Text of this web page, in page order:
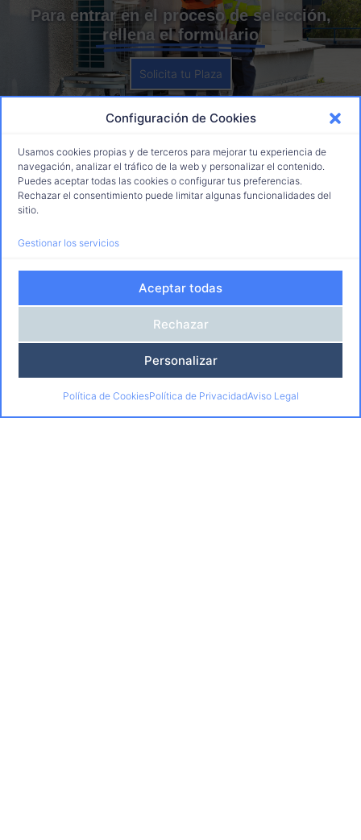
Configuración de Cookies
Usamos cookies propias y de terceros para mejorar tu experiencia de
navegación, analizar el tráfico de la web y personalizar el contenido.
Puedes aceptar todas las cookies o configurar tus preferencias.
Rechazar el consentimiento puede limitar algunas funcionalidades del
sitio.
Gestionar los servicios
Aceptar todas
Rechazar
Personalizar
Política de CookiesPolítica de PrivacidadAviso Legal
Para entrar en el proceso de selección,
rellena el formulario
Solicita tu Plaza
Más de 25 dedicados a la
Formación para el Empleo
91 675 70 78
C. de Jaén, 1, 28850 Torrejón de Ardoz
Centros
Calidad y Responsabilidad
Formación
Certificados Profesionales